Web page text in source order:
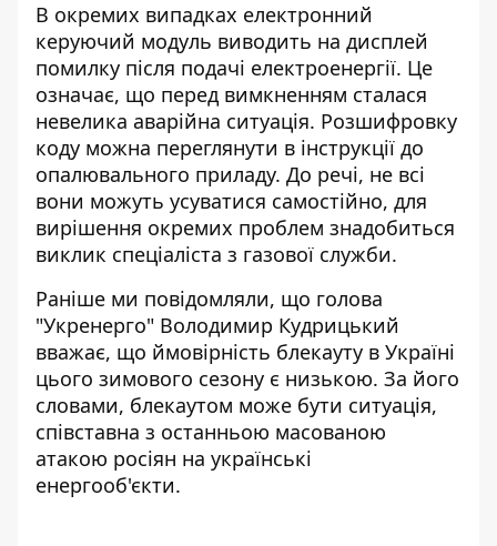
В окремих випадках електронний
керуючий модуль виводить на дисплей
помилку після подачі електроенергії. Це
означає, що перед вимкненням сталася
невелика аварійна ситуація. Розшифровку
коду можна переглянути в інструкції до
опалювального приладу. До речі, не всі
вони можуть усуватися самостійно, для
вирішення окремих проблем знадобиться
виклик спеціаліста з газової служби.
Раніше ми повідомляли, що голова
"Укренерго" Володимир Кудрицький
вважає, що ймовірність блекауту в Україні
цього зимового сезону є низькою. За його
словами, блекаутом може бути ситуація,
співставна з останньою масованою
атакою росіян на українські
енергооб'єкти.